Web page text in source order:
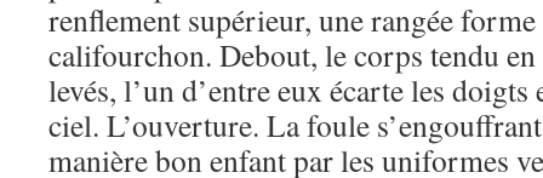
renflement supérieur, une rangée
califourchon. Debout, le corps tendu en
levés, l’un d’entre eux écarte les
ciel. L’ouverture. La foule
manière bon enfant par les uniformes